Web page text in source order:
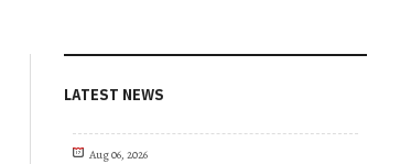
LATEST NEWS
Aug 06, 2026